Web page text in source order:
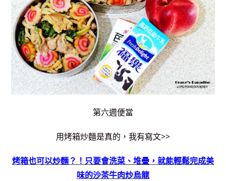
第六週便當
用烤箱炒麵是真的，我有寫文>>
烤箱也可以炒麵？！只要會洗菜、堆疊，就能輕鬆完成美
味的沙茶牛肉炒烏龍